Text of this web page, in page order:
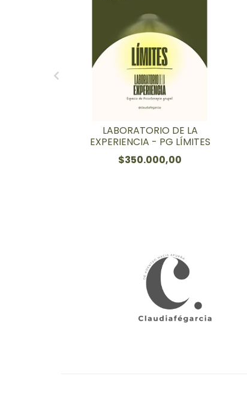
LABORATORIO DE LA
EXPERIENCIA - PG LÍMITES
$350.000,00